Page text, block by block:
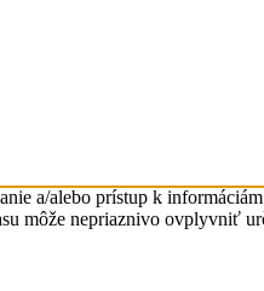
a/alebo prístup k
môže nepriaznivo ovplyvniť